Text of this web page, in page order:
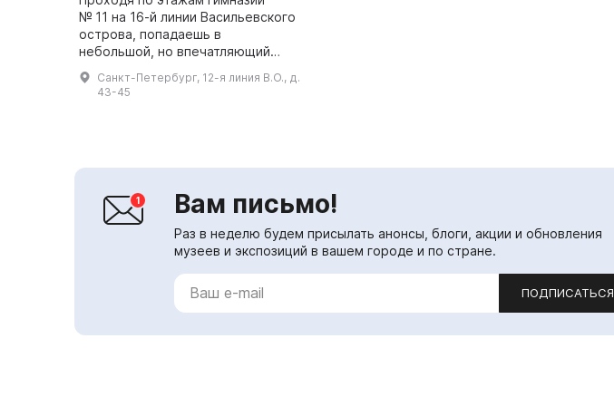
№ 11 на 16-й линии Васильевского
острова, попадаешь в
небольшой, но впечатляющий
музей монументальной
живописи. Ее стены украшены
Санкт-Петербург, 12-я линия В.О., д.
43-45
Вам письмо!
Раз в неделю будем присылать анонсы, блоги, акции и обновления
музеев и экспозиций в вашем городе и по стране.
ПОДПИСАТЬСЯ